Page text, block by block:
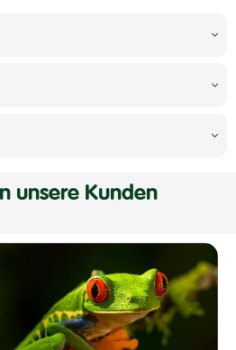
unsere Kunden